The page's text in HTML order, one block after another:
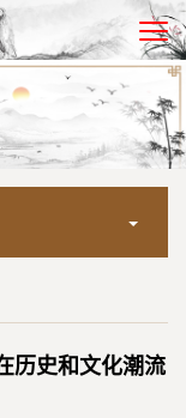
历史和文化潮流